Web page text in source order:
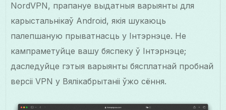
NordVPN, прапануе выдатныя варыянты для
карыстальнікаў Android, якія шукаюць
палепшаную прыватнасць у Інтэрнэце. Не
кампраметуйце вашу бяспеку ў Інтэрнэце;
даследуйце гэтыя варыянты бясплатнай пробнай
версіі VPN у Вялікабрытаніі ўжо сёння.